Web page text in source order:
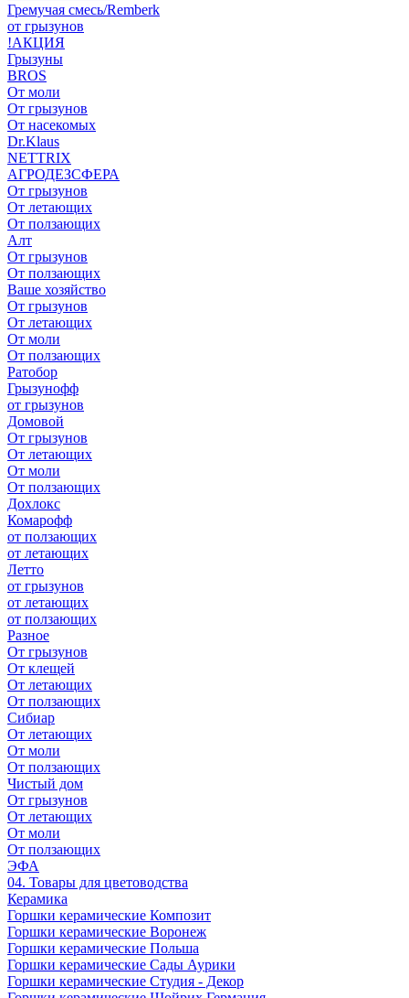
Гремучая смесь/Remberk
от грызунов
!АКЦИЯ
Грызуны
BROS
От моли
От грызунов
От насекомых
Dr.Klaus
NETTRIX
АГРОДЕЗСФЕРА
От грызунов
От летающих
От ползающих
Алт
От грызунов
От ползающих
Ваше хозяйство
От грызунов
От летающих
От моли
От ползающих
Ратобор
Грызунофф
от грызунов
Домовой
От грызунов
От летающих
От моли
От ползающих
Дохлокс
Комарофф
от ползающих
от летающих
Летто
от грызунов
от летающих
от ползающих
Разное
От грызунов
От клещей
От летающих
От ползающих
Сибиар
От летающих
От моли
От ползающих
Чистый дом
От грызунов
От летающих
От моли
От ползающих
ЭФА
04. Товары для цветоводства
Керамика
Горшки керамические Композит
Горшки керамические Воронеж
Горшки керамические Польша
Горшки керамические Сады Аурики
Горшки керамические Студия - Декор